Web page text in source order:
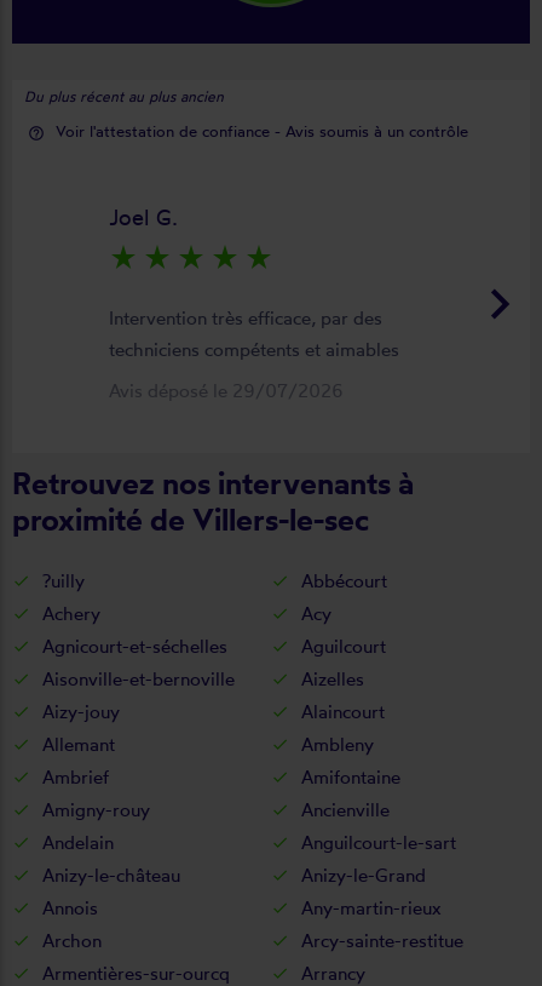
Du plus récent au plus ancien
help_outline Voir l'attestation de confiance - Avis soumis à un contrôle
keyboard_arrow_right
Joel G.
star_rate star_rate star_rate star_rate star_rate
Intervention très efficace, par des
techniciens compétents et aimables
Avis déposé le 29/07/2026
Retrouvez nos intervenants à
proximité de Villers-le-sec
?uilly
Abbécourt
Achery
Acy
Agnicourt-et-séchelles
Aguilcourt
Aisonville-et-bernoville
Aizelles
Aizy-jouy
Alaincourt
Allemant
Ambleny
Ambrief
Amifontaine
Amigny-rouy
Ancienville
Andelain
Anguilcourt-le-sart
Anizy-le-château
Anizy-le-Grand
Annois
Any-martin-rieux
Archon
Arcy-sainte-restitue
Armentières-sur-ourcq
Arrancy